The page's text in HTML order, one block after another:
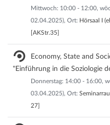
Mittwoch: 10:00 - 12:00,
02.04.2025), Ort: Hörsaal I
[AKStr.35]
Economy, State and
"Einführung in die Soziologie
Donnerstag: 14:00 - 16:00,
03.04.2025), Ort:
27]